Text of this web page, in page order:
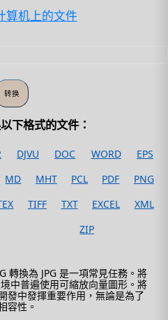
算机上的文件
下格式的文件：
DJVU DOC WORD
EPS
MD MHT PCL PDF
PNG
TIFF TXT EXCEL
XML
ZIP
轉換為 JPG 是一項常見任務。將
中普遍使用可縮放向量圖形。將
發中發揮重要作用，無論是為了
容性。